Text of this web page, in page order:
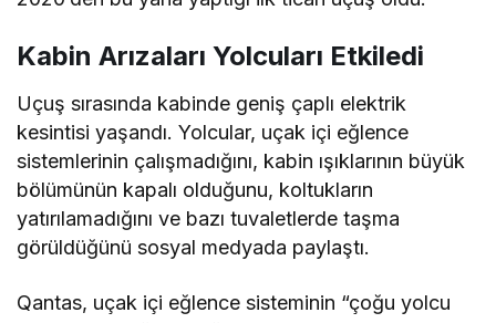
2020’den bu yana yaptığı ilk ticari uçuş oldu.
Kabin Arızaları Yolcuları Etkiledi
Uçuş sırasında kabinde geniş çaplı elektrik
kesintisi yaşandı. Yolcular, uçak içi eğlence
sistemlerinin çalışmadığını, kabin ışıklarının büyük
bölümünün kapalı olduğunu, koltukların
görüldüğünü sosyal medyada paylaştı.